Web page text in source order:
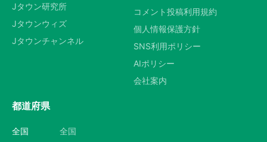
Jタウン研究所
Jタウンウィズ
Jタウンチャンネル
コメント投稿利用規約
個人情報保護方針
SNS利用ポリシー
AIポリシー
会社案内
都道府県
全国
全国